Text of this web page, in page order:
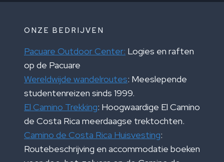
ONZE BEDRIJVEN
Pacuare Outdoor Center: Logies en raften
op de Pacuare
Wereldwijde wandelroutes: Meeslepende
studentenreizen sinds 1999.
El Camino Trekking: Hoogwaardige El Camino
de Costa Rica meerdaagse trektochten.
Camino de Costa Rica Huisvesting:
Routebeschrijving en accommodatie boeken